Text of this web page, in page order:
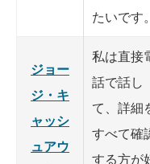
たいです。
ジョー
ジ・キ
ャッシ
ュアウ
私は直接
話で話し
て、詳細
すべて確
する方が